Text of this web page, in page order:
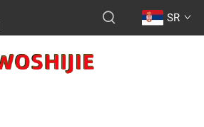
SR